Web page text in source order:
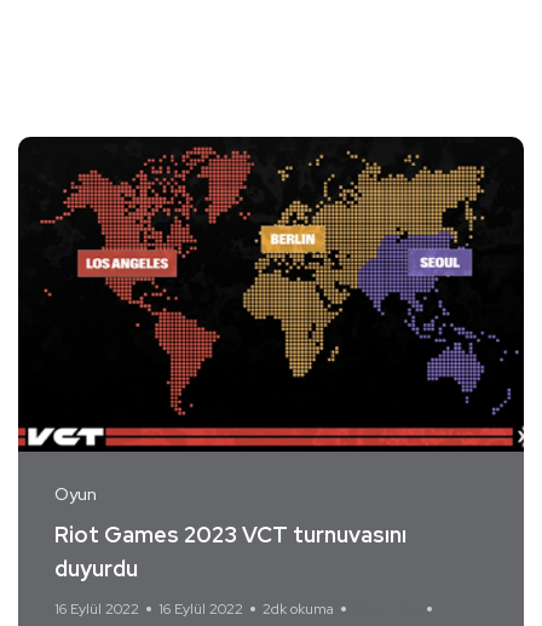
Oyun
Riot Games 2023 VCT turnuvasını
duyurdu
16 Eylül 2022 16 Eylül 2022 2dk okuma